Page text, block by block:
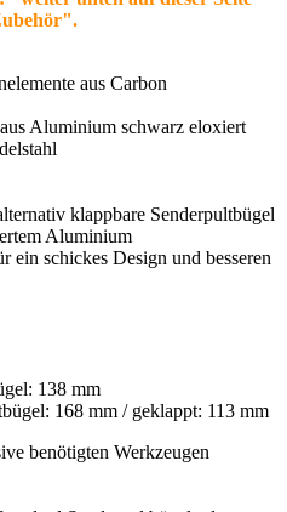
aus Carbon
Aluminium schwarz eloxiert
klappbare Senderpultbügel
Aluminium
ein schickes Design und besseren
138 mm
168 mm / geklappt: 113 mm
benötigten Werkzeugen